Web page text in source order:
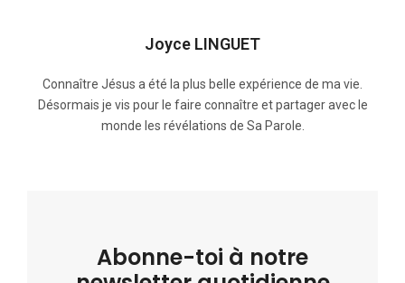
Joyce LINGUET
Connaître Jésus a été la plus belle expérience de ma vie.
Désormais je vis pour le faire connaître et partager avec le
monde les révélations de Sa Parole.
Abonne-toi à notre